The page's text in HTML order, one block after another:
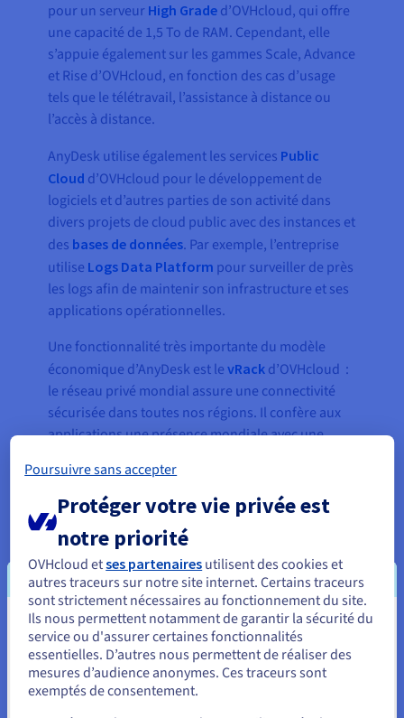
pour un serveur High Grade d’OVHcloud, qui offre
une capacité de 1,5 To de RAM. Cependant, elle
s’appuie également sur les gammes Scale, Advance
et Rise d’OVHcloud, en fonction des cas d’usage
tels que le télétravail, l’assistance à distance ou
l’accès à distance.
AnyDesk utilise également les services Public
Cloud d’OVHcloud pour le développement de
logiciels et d’autres parties de son activité dans
divers projets de cloud public avec des instances et
des bases de données. Par exemple, l’entreprise
utilise Logs Data Platform pour surveiller de près
les logs afin de maintenir son infrastructure et ses
applications opérationnelles.
Une fonctionnalité très importante du modèle
économique d’AnyDesk est levRack d’OVHcloud :
le réseau privé mondial assure une connectivité
sécurisée dans toutes nos régions. Il confère aux
applications une présence mondiale avec une
aux pannes. Le vRack est compatible avec tous les
services OVHcloud et est inclus sans coût
supplémentaire.
« Un réseau mondial est essentiel
pour notre entreprise, et nous
avons trouvé une solution très
rentable et stable avec le vRack
OVHcloud pour connecter les
Vous semblez être localisé en États-
Unis.
Pour commander, rendez-vous sur le site de votre pays (États-
Poursuivre sans accepter
Protéger votre vie privée est
notre priorité
OVHcloud etses partenaires utilisent des cookies et
autres traceurs sur notre site internet. Certains traceurs
sont strictement nécessaires au fonctionnement du site.
Ils nous permettent notamment de garantir la sécurité du
service ou d'assurer certaines fonctionnalités
essentielles. D’autres nous permettent de réaliser des
mesures d’audience anonymes. Ces traceurs sont
exemptés de consentement.